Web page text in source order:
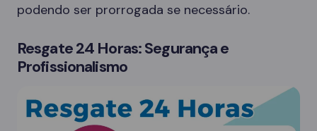
podendo ser prorrogada se necessário.
Resgate 24 Horas: Segurança e
Profissionalismo